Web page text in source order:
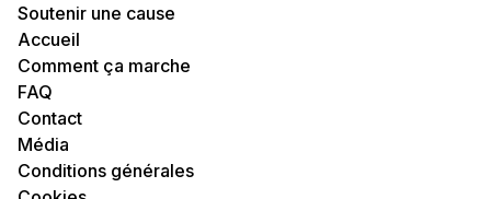
Soutenir une cause
Accueil
Comment ça marche
FAQ
Contact
Média
Conditions générales